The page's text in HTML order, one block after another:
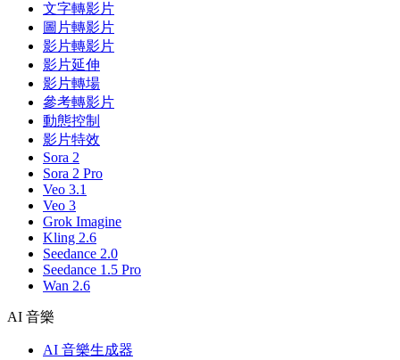
文字轉影片
圖片轉影片
影片轉影片
影片延伸
影片轉場
參考轉影片
動態控制
影片特效
Sora 2
Sora 2 Pro
Veo 3.1
Veo 3
Grok Imagine
Kling 2.6
Seedance 2.0
Seedance 1.5 Pro
Wan 2.6
AI 音樂
AI 音樂生成器